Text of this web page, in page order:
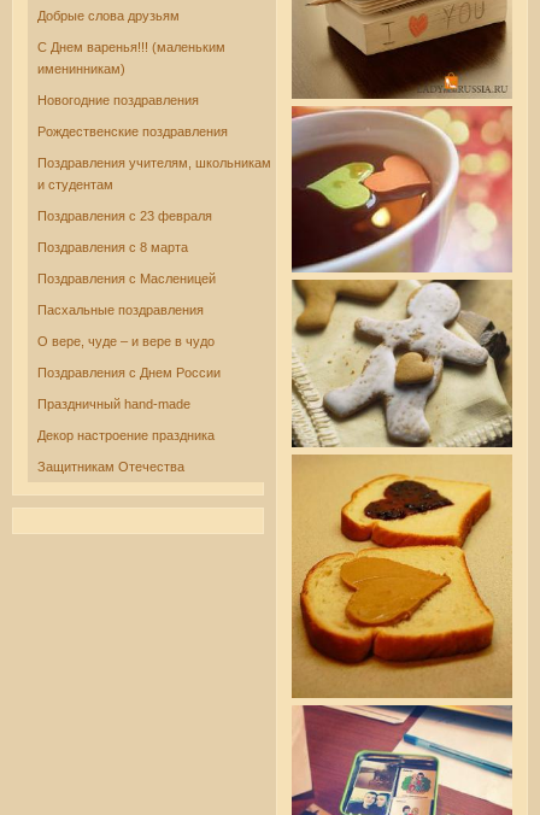
Добрые слова друзьям
С Днем варенья!!! (маленьким
именинникам)
Новогодние поздравления
Рождественские поздравления
Поздравления учителям, школьникам
и студентам
Поздравления с 23 февраля
Поздравления с 8 марта
Поздравления с Масленицей
Пасхальные поздравления
О вере, чуде – и вере в чудо
Поздравления с Днем России
Праздничный hand-made
Декор настроение праздника
Защитникам Отечества